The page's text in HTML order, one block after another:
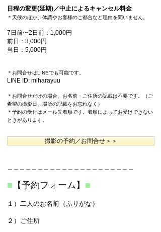
日程の変更(延期)／中止によるキャンセル料金
＊天候のほか、体調やお客様のご都合など理由を問いません。
7日前〜2日前：1,000円
前日：3,000円
当日：5,000円
＊お問合せはLINEでも可能です。
LINE ID: miharayuu
＊お問合せだけの場合、お名前・ご住所の記載は不要です。（ご
希望の撮影日、場所の記載をお忘れなく）
＊予約の受付はメール先着順です。着順によってお受けできない
ときがあります。
撮影の予約／お問合せ＞＞
■ 【予約フォーム】 ■
１）二人のお名前（ふりがな）
２）ご住所